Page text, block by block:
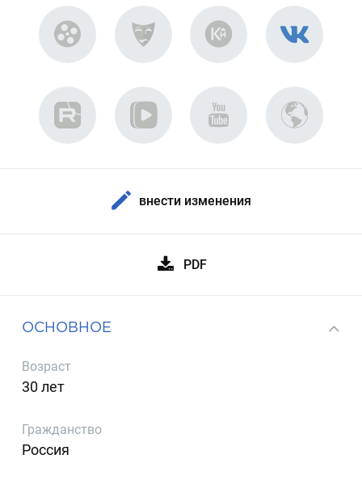
внести изменения
PDF
ОСНОВНОЕ
Возраст
30 лет
Гражданство
Россия